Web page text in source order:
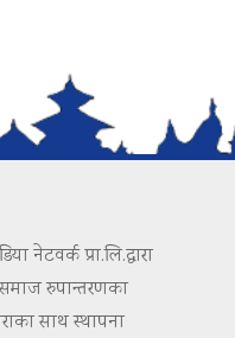
नेटवर्क प्रा.लि.द्वारा
रुपान्तरणका
साथ स्थापना